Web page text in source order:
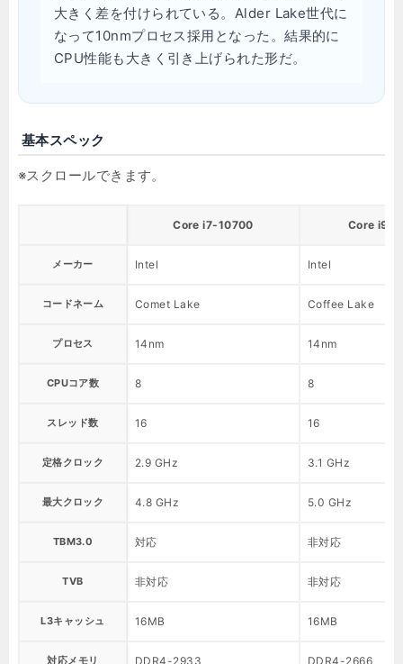
大きく差を付けられている。Alder Lake世代に
なって10nmプロセス採用となった。結果的に
CPU性能も大きく引き上げられた形だ。
基本スペック
Core i7-10700 Core i9-
メーカー Intel Intel
コードネーム Comet Lake Coffee Lake
プロセス 14nm 14nm
CPUコア数 8 8
スレッド数 16 16
定格クロック 2.9 GHz 3.1 GHz
最大クロック 4.8 GHz 5.0 GHz
TBM3.0 対応 非対応
TVB 非対応 非対応
L3キャッシュ 16MB 16MB
対応メモリ DDR4-2933 DDR4-2666